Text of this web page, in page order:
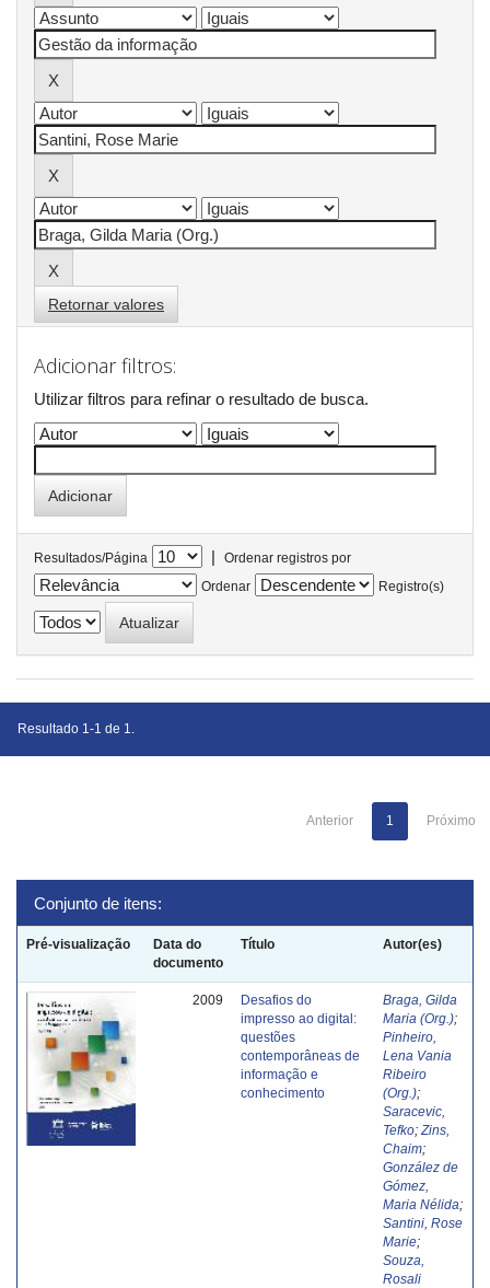
Retornar valores
Adicionar filtros:
Utilizar filtros para refinar o resultado de busca.
Resultados/Página |
Ordenar registros por
Ordenar
Registro(s)
Resultado 1-1 de 1.
Anterior 1 Próximo
Conjunto de itens:
Pré-visualização
Data do
documento
Título Autor(es)
2009
Desafios do
impresso ao digital:
questões
contemporâneas de
informação e
conhecimento
Braga, Gilda
Maria (Org.);
Pinheiro,
Lena Vania
Ribeiro
(Org.);
Saracevic,
Tefko; Zins,
Chaim;
González de
Gómez,
Maria Nélida;
Santini, Rose
Marie;
Souza,
Rosali